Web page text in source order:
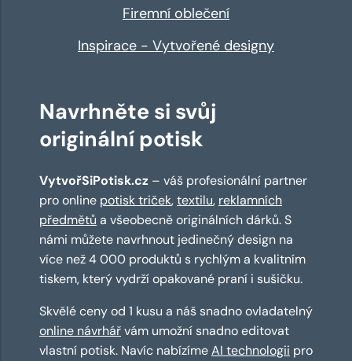
Firemní oblečení
Inspirace - Vytvořené designy
Navrhněte si svůj
originální potisk
VytvořSiPotisk.cz – váš profesionální partner
pro online potisk triček,textilu, reklamních
předmětů a všeobecně originálních dárků. S
námi můžete navrhnout jedinečný design na
více než 4 000 produktů s rychlým a kvalitním
tiskem, který vydrží opakované praní i sušičku.
Skvělé ceny od 1 kusu a náš snadno ovladatelný
online návrhářvám umožní snadno editovat
vlastní potisk. Navíc nabízímeAI technologii pro